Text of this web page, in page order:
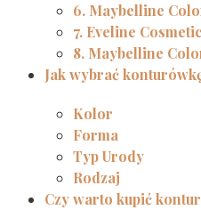
6. Maybelline
7. Eveline
8. Maybelline
Jak wybrać
Kolor
Forma
Typ Urody
Rodzaj
Czy warto kupić